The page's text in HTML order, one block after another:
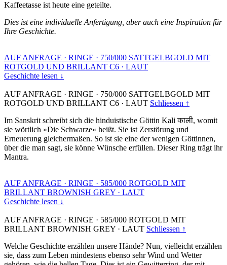
Kaffeetasse ist heute eine geteilte.
Dies ist eine individuelle Anfertigung, aber auch eine Inspiration für
Ihre Geschichte.
AUF ANFRAGE · RINGE · 750/000 SATTGELBGOLD MIT
ROTGOLD UND BRILLANT C6 · LAUT
Geschichte lesen ↓
AUF ANFRAGE · RINGE · 750/000 SATTGELBGOLD MIT
ROTGOLD UND BRILLANT C6 · LAUT Schliessen ↑
Im Sanskrit schreibt sich die hinduistische Göttin Kali काली, womit
sie wörtlich »Die Schwarze« heißt. Sie ist Zerstörung und
Erneuerung gleichermaßen. So ist sie eine der wenigen Göttinnen,
über die man sagt, sie könne Wünsche erfüllen. Dieser Ring trägt ihr
Mantra.
AUF ANFRAGE · RINGE · 585/000 ROTGOLD MIT
BRILLANT BROWNISH GREY · LAUT
Geschichte lesen ↓
AUF ANFRAGE · RINGE · 585/000 ROTGOLD MIT
BRILLANT BROWNISH GREY · LAUT Schliessen ↑
Welche Geschichte erzählen unsere Hände? Nun, vielleicht erzählen
sie, dass zum Leben mindestens ebenso sehr Wind und Wetter